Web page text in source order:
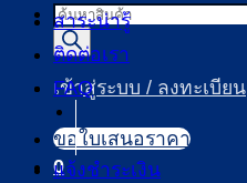
Products
search
เข้าสู่ระบบ / ลงทะเบียน
0
สาระน่ารู้
ติดต่อเรา
FAQ
ขอใบเสนอราคา
แจ้งชำระเงิน